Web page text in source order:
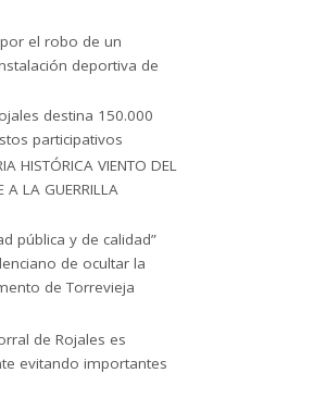
el robo de un
deportiva de
destina 150.000
participativos
HISTÓRICA VIENTO DEL
A LA GUERRILLA
pública y de calidad”
de ocultar la
de Torrevieja
de Rojales es
evitando importantes